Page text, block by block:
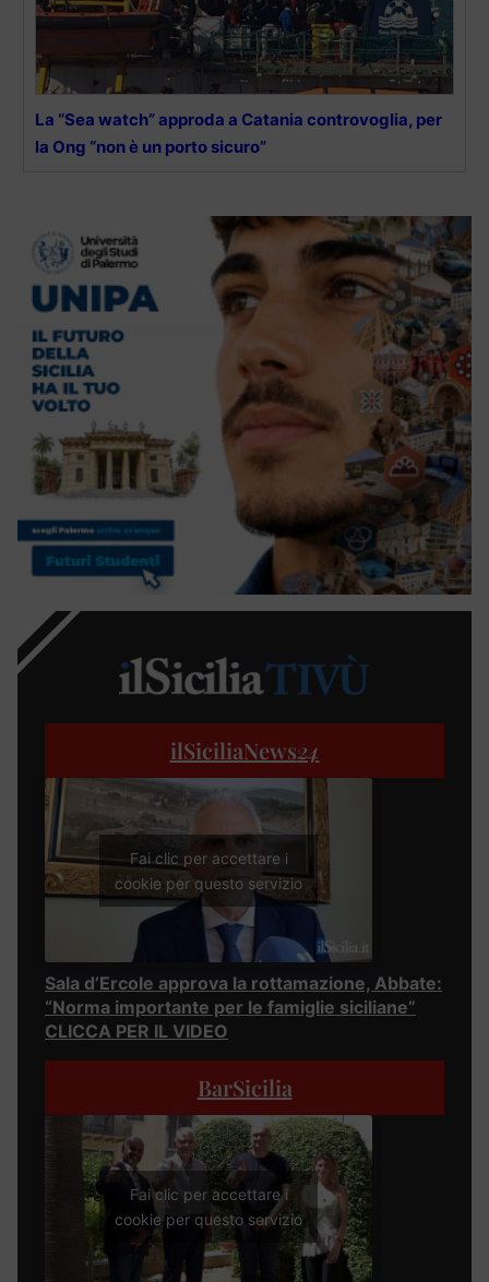
La “Sea watch” approda a Catania controvoglia, per
la Ong “non è un porto sicuro”
ilSiciliaNews24
Fai clic per accettare i
cookie per questo servizio
Sala d’Ercole approva la rottamazione, Abbate:
“Norma importante per le famiglie siciliane”
CLICCA PER IL VIDEO
BarSicilia
Fai clic per accettare i
cookie per questo servizio